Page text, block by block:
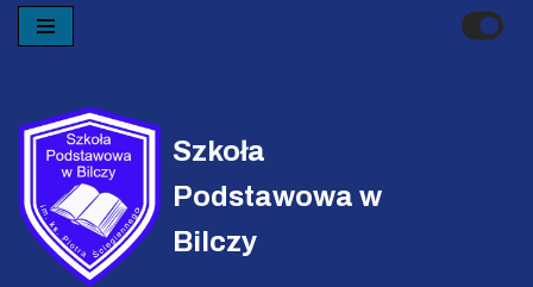
treści
Szkoła
Podstawowa w
Bilczy